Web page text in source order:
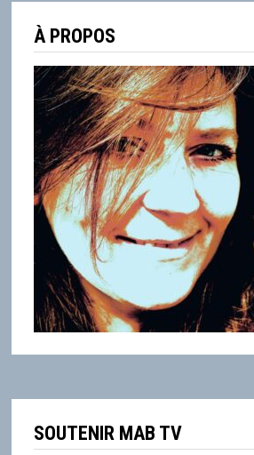
À PROPOS
SOUTENIR MAB TV